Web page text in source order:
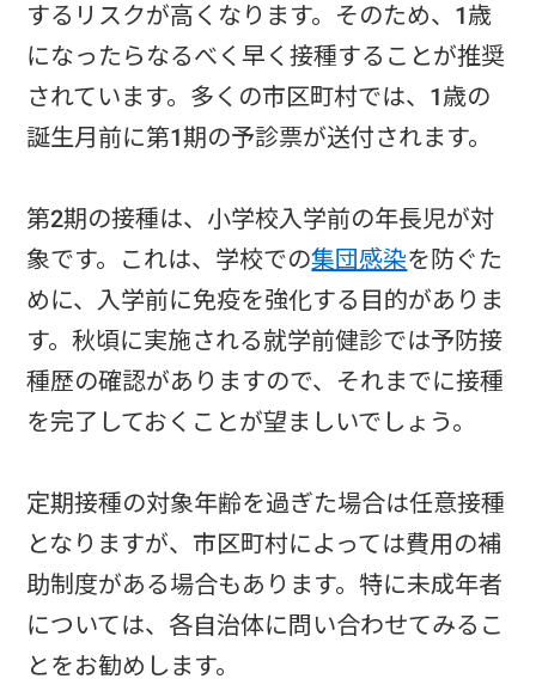
するリスクが高くなります。そのため、1歳
になったらなるべく早く接種することが推奨
されています。多くの市区町村では、1歳の
誕生月前に第1期の予診票が送付されます。
第2期の接種は、小学校入学前の年長児が対
象です。これは、学校での集団感染を防ぐた
めに、入学前に免疫を強化する目的がありま
す。秋頃に実施される就学前健診では予防接
種歴の確認がありますので、それまでに接種
を完了しておくことが望ましいでしょう。
定期接種の対象年齢を過ぎた場合は任意接種
となりますが、市区町村によっては費用の補
助制度がある場合もあります。特に未成年者
については、各自治体に問い合わせてみるこ
とをお勧めします。